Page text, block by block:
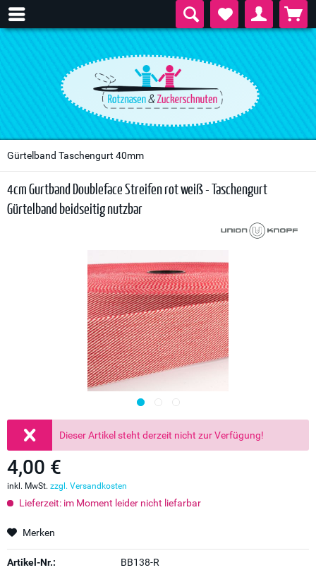
Gürtelband Taschengurt 40mm
4cm Gurtband Doubleface Streifen rot weiß - Taschengurt
Gürtelband beidseitig nutzbar
Dieser Artikel steht derzeit nicht zur Verfügung!
4,00 €
inkl. MwSt. zzgl. Versandkosten
Lieferzeit: im Moment leider nicht liefarbar
Merken
Artikel-Nr.:
BB138-R